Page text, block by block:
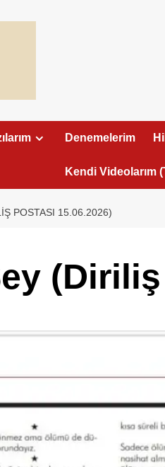
Denemelerim
Kendi Videolarım
POSTASI 15.06.2026)
(Diriliş